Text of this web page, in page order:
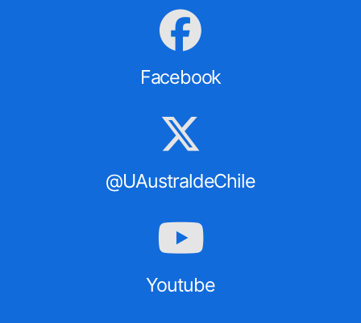
Facebook
@UAustraldeChile
Youtube